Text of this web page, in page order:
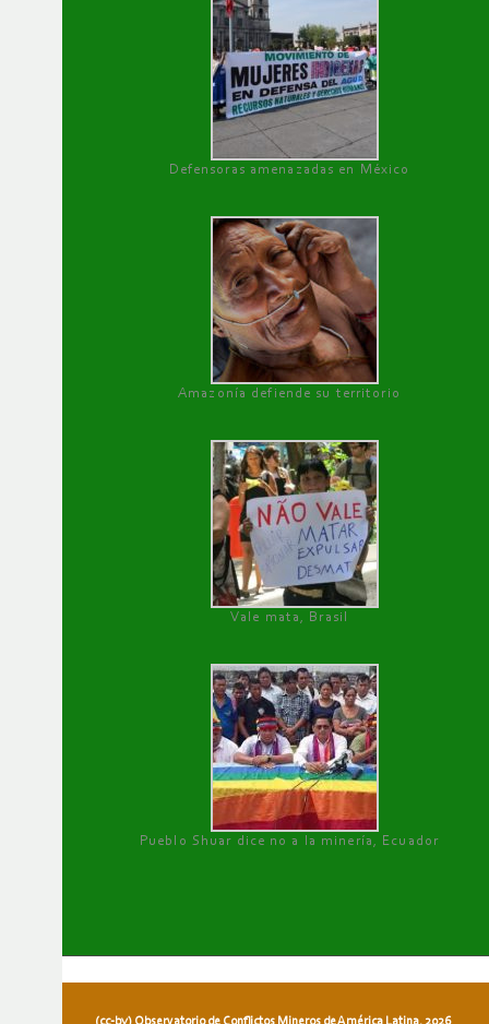
Defensoras amenazadas en México
Amazonía defiende su territorio
Vale mata, Brasil
Pueblo Shuar dice no a la minería, Ecuador